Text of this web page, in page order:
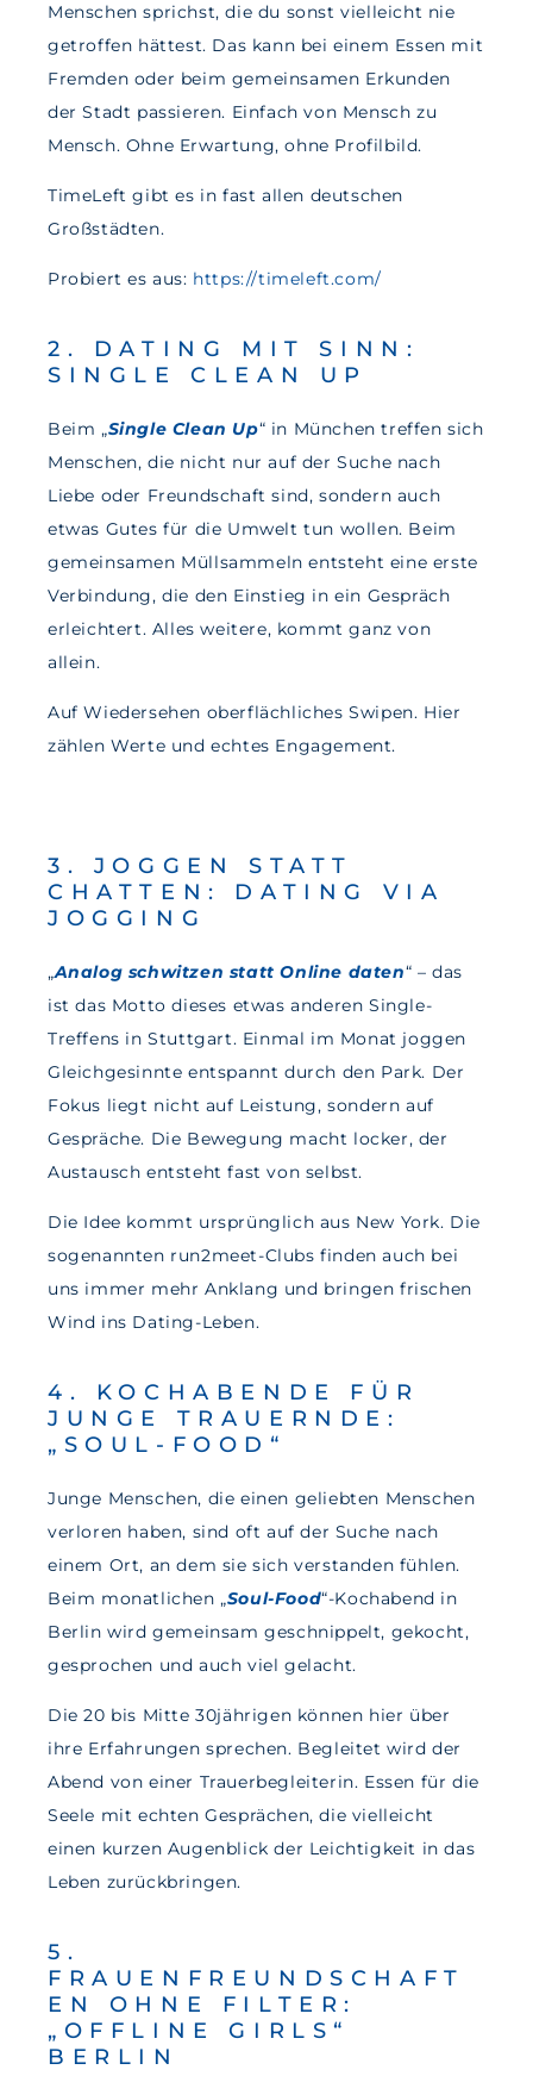
Menschen sprichst, die du sonst vielleicht nie
getroffen hättest. Das kann bei einem Essen mit
Fremden oder beim gemeinsamen Erkunden
der Stadt passieren. Einfach von Mensch zu
Mensch. Ohne Erwartung, ohne Profilbild.
TimeLeft gibt es in fast allen deutschen
Großstädten.
Probiert es aus: https://timeleft.com/
2. DATING MIT SINN:
SINGLE CLEAN UP
Beim „Single Clean Up“ in München treffen sich
Menschen, die nicht nur auf der Suche nach
Liebe oder Freundschaft sind, sondern auch
etwas Gutes für die Umwelt tun wollen. Beim
gemeinsamen Müllsammeln entsteht eine erste
Verbindung, die den Einstieg in ein Gespräch
erleichtert. Alles weitere, kommt ganz von
allein.
Auf Wiedersehen oberflächliches Swipen. Hier
zählen Werte und echtes Engagement.
3. JOGGEN STATT
CHATTEN: DATING VIA
JOGGING
„Analog schwitzen statt Online daten“ – das
ist das Motto dieses etwas anderen Single-
Treffens in Stuttgart. Einmal im Monat joggen
Gleichgesinnte entspannt durch den Park. Der
Fokus liegt nicht auf Leistung, sondern auf
Gespräche. Die Bewegung macht locker, der
Austausch entsteht fast von selbst.
Die Idee kommt ursprünglich aus New York. Die
sogenannten run2meet-Clubs finden auch bei
uns immer mehr Anklang und bringen frischen
Wind ins Dating-Leben.
4. KOCHABENDE FÜR
JUNGE TRAUERNDE:
„SOUL-FOOD“
Junge Menschen, die einen geliebten Menschen
verloren haben, sind oft auf der Suche nach
einem Ort, an dem sie sich verstanden fühlen.
Beim monatlichen „Soul-Food“-Kochabend in
Berlin wird gemeinsam geschnippelt, gekocht,
gesprochen und auch viel gelacht.
Die 20 bis Mitte 30jährigen können hier über
ihre Erfahrungen sprechen. Begleitet wird der
Abend von einer Trauerbegleiterin. Essen für die
Seele mit echten Gesprächen, die vielleicht
einen kurzen Augenblick der Leichtigkeit in das
Leben zurückbringen.
5.
FRAUENFREUNDSCHAFT
EN OHNE FILTER:
„OFFLINE GIRLS“
BERLIN